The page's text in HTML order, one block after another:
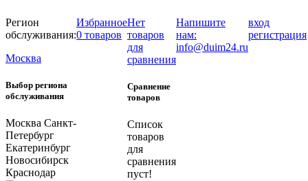
Регион
обслуживания:
Москва
Выбор региона
обслуживания
Москва Санкт-
Петербург
Екатеринбург
Новосибирск
Краснодар
Избранное
0 товаров
Нет
товаров
для
сравнения
Сравнение
товаров
Список
товаров
для
сравнения
пуст!
Напишите
нам:
info@duim24.ru
вход
регистрация